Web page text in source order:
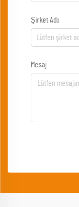
Şirket Adı
Mesaj